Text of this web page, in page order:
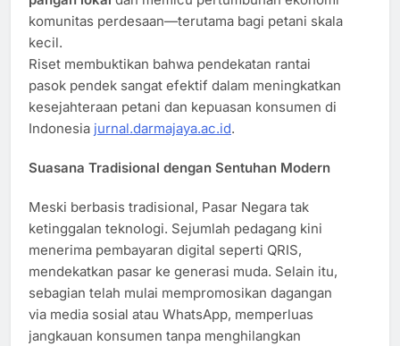
komunitas perdesaan—terutama bagi petani skala
kecil.
Riset membuktikan bahwa pendekatan rantai
pasok pendek sangat efektif dalam meningkatkan
kesejahteraan petani dan kepuasan konsumen di
Indonesia jurnal.darmajaya.ac.id.
Suasana Tradisional dengan Sentuhan Modern
Meski berbasis tradisional, Pasar Negara tak
ketinggalan teknologi. Sejumlah pedagang kini
menerima pembayaran digital seperti QRIS,
mendekatkan pasar ke generasi muda. Selain itu,
sebagian telah mulai mempromosikan dagangan
via media sosial atau WhatsApp, memperluas
jangkauan konsumen tanpa menghilangkan